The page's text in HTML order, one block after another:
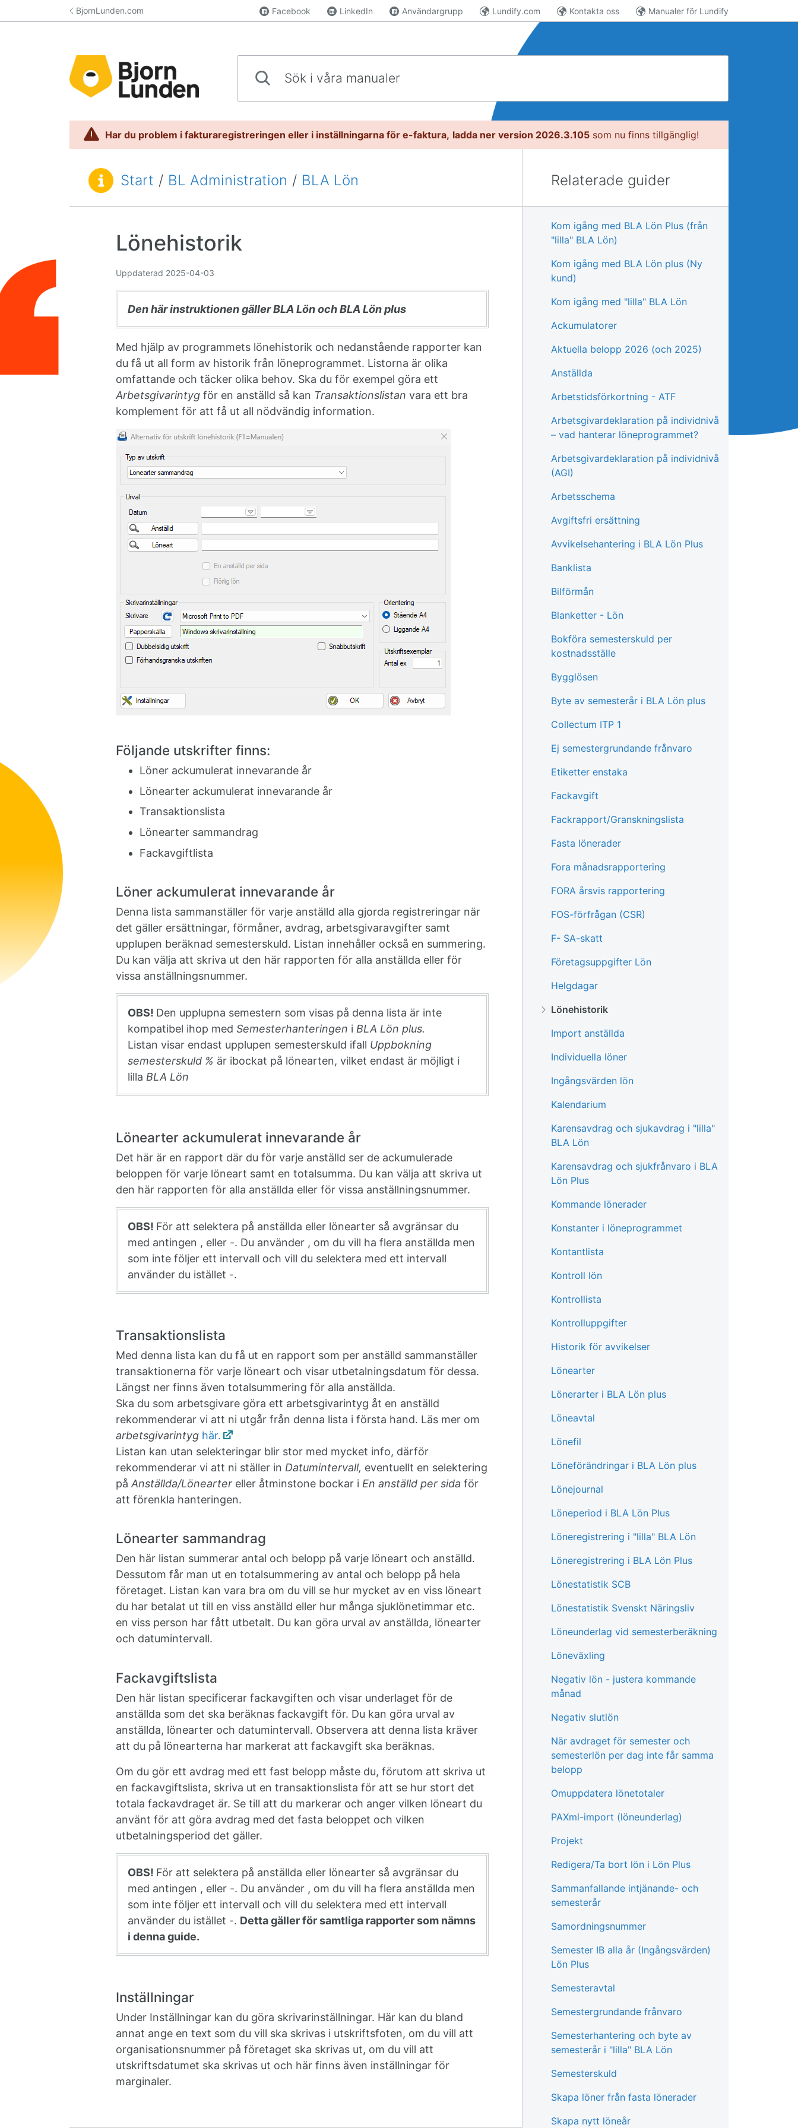
Hoppa till innehållBjornLunden.com Facebook LinkedIn Användargrupp Lundify.com Kontakta oss Manualer för Lundify
Har du problem i fakturaregistreringen eller i inställningarna för e-faktura, ladda ner version 2026.3.105 som nu finns tillgänglig!
Du är här:Start / BL Administration / BLA Lön
Lönehistorik
Uppdaterad 2025-04-03
Den här instruktionen gäller BLA Lön och BLA Lön plus
Med hjälp av programmets lönehistorik och nedanstående rapporter kan
du få ut all form av historik från löneprogrammet. Listorna är olika
omfattande och täcker olika behov. Ska du för exempel göra ett
Arbetsgivarintyg för en anställd så kan Transaktionslistan vara ett bra
komplement för att få ut all nödvändig information.
Följande utskrifter finns:
Löner ackumulerat innevarande år
Lönearter ackumulerat innevarande år
Transaktionslista
Lönearter sammandrag
Fackavgiftlista
Löner ackumulerat innevarande år
Denna lista sammanställer för varje anställd alla gjorda registreringar när
det gäller ersättningar, förmåner, avdrag, arbetsgivaravgifter samt
upplupen beräknad semesterskuld. Listan innehåller också en summering.
Du kan välja att skriva ut den här rapporten för alla anställda eller för
vissa anställningsnummer.
OBS! Den upplupna semestern som visas på denna lista är inte
kompatibel ihop med Semesterhanteringen i BLA Lön plus.
Listan visar endast upplupen semesterskuld ifall Uppbokning
semesterskuld % är ibockat på lönearten, vilket endast är möjligt i
lilla BLA Lön
Lönearter ackumulerat innevarande år
Det här är en rapport där du för varje anställd ser de ackumulerade
beloppen för varje löneart samt en totalsumma. Du kan välja att skriva ut
den här rapporten för alla anställda eller för vissa anställningsnummer.
OBS! För att selektera på anställda eller lönearter så avgränsar du
med antingen , eller -. Du använder , om du vill ha flera anställda men
som inte följer ett intervall och vill du selektera med ett intervall
använder du istället -.
Transaktionslista
Med denna lista kan du få ut en rapport som per anställd sammanställer
transaktionerna för varje löneart och visar utbetalningsdatum för dessa.
Längst ner finns även totalsummering för alla anställda.
Ska du som arbetsgivare göra ett arbetsgivarintyg åt en anställd
rekommenderar vi att ni utgår från denna lista i första hand. Läs mer om
arbetsgivarintyg här.
Listan kan utan selekteringar blir stor med mycket info, därför
rekommenderar vi att ni ställer in Datumintervall, eventuellt en selektering
på Anställda/Lönearter eller åtminstone bockar i En anställd per sida för
att förenkla hanteringen.
Lönearter sammandrag
Den här listan summerar antal och belopp på varje löneart och anställd.
Dessutom får man ut en totalsummering av antal och belopp på hela
företaget. Listan kan vara bra om du vill se hur mycket av en viss löneart
du har betalat ut till en viss anställd eller hur många sjuklönetimmar etc.
en viss person har fått utbetalt. Du kan göra urval av anställda, lönearter
och datumintervall.
Fackavgiftslista
Den här listan specificerar fackavgiften och visar underlaget för de
anställda som det ska beräknas fackavgift för. Du kan göra urval av
anställda, lönearter och datumintervall. Observera att denna lista kräver
att du på lönearterna har markerat att fackavgift ska beräknas.
Om du gör ett avdrag med ett fast belopp måste du, förutom att skriva ut
en fackavgiftslista, skriva ut en transaktionslista för att se hur stort det
totala fackavdraget är. Se till att du markerar och anger vilken löneart du
använt för att göra avdrag med det fasta beloppet och vilken
utbetalningsperiod det gäller.
OBS! För att selektera på anställda eller lönearter så avgränsar du
med antingen , eller -. Du använder , om du vill ha flera anställda men
som inte följer ett intervall och vill du selektera med ett intervall
använder du istället -. Detta gäller för samtliga rapporter som nämns
i denna guide.
Inställningar
Under Inställningar kan du göra skrivarinställningar. Här kan du bland
annat ange en text som du vill ska skrivas i utskriftsfoten, om du vill att
organisationsnummer på företaget ska skrivas ut, om du vill att
utskriftsdatumet ska skrivas ut och här finns även inställningar för
marginaler.
Relaterade guider
Kom igång med BLA Lön Plus (från
"lilla" BLA Lön)
Kom igång med BLA Lön plus (Ny
kund)
Kom igång med "lilla" BLA Lön
Ackumulatorer
Aktuella belopp 2026 (och 2025)
Anställda
Arbetstidsförkortning - ATF
Arbetsgivardeklaration på individnivå
– vad hanterar löneprogrammet?
Arbetsgivardeklaration på individnivå
(AGI)
Arbetsschema
Avgiftsfri ersättning
Avvikelsehantering i BLA Lön Plus
Banklista
Bilförmån
Blanketter - Lön
Bokföra semesterskuld per
kostnadsställe
Bygglösen
Byte av semesterår i BLA Lön plus
Collectum ITP 1
Ej semestergrundande frånvaro
Etiketter enstaka
Fackavgift
Fackrapport/Granskningslista
Fasta lönerader
Fora månadsrapportering
FORA årsvis rapportering
FOS-förfrågan (CSR)
F- SA-skatt
Företagsuppgifter Lön
Helgdagar
Lönehistorik
Import anställda
Individuella löner
Ingångsvärden lön
Kalendarium
Karensavdrag och sjukavdrag i "lilla"
BLA Lön
Karensavdrag och sjukfrånvaro i BLA
Lön Plus
Kommande lönerader
Konstanter i löneprogrammet
Kontantlista
Kontroll lön
Kontrollista
Kontrolluppgifter
Historik för avvikelser
Lönearter
Lönerarter i BLA Lön plus
Löneavtal
Lönefil
Löneförändringar i BLA Lön plus
Lönejournal
Löneperiod i BLA Lön Plus
Löneregistrering i "lilla" BLA Lön
Löneregistrering i BLA Lön Plus
Lönestatistik SCB
Lönestatistik Svenskt Näringsliv
Löneunderlag vid semesterberäkning
Löneväxling
Negativ lön - justera kommande
månad
Negativ slutlön
När avdraget för semester och
semesterlön per dag inte får samma
belopp
Omuppdatera lönetotaler
PAXml-import (löneunderlag)
Projekt
Redigera/Ta bort lön i Lön Plus
Sammanfallande intjänande- och
semesterår
Samordningsnummer
Semester IB alla år (Ingångsvärden)
Lön Plus
Semesteravtal
Semestergrundande frånvaro
Semesterhantering och byte av
semesterår i "lilla" BLA Lön
Semesterskuld
Skapa löner från fasta lönerader
Skapa nytt löneår